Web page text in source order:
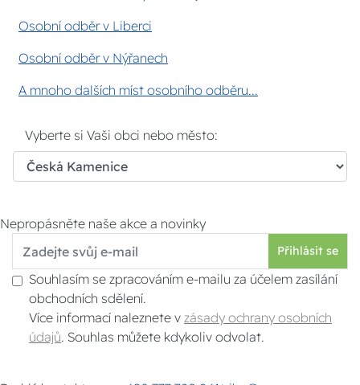
Osobní odběr v Liberci
Osobní odběr v Nýřanech
A mnoho dalších míst osobního odběru...
Vyberte si Vaši obci nebo město:
Nepropásněte naše akce a novinky
Přihlásit se
Souhlasím se zpracováním e-mailu za účelem zasílání
obchodních sdělení.
Více informací naleznete v zásady ochrany osobních
údajů . Souhlas můžete kdykoliv odvolat.